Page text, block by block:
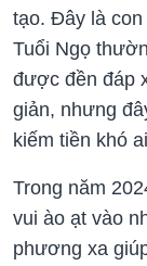
tạo. Đây là con
Tuổi Ngọ
được đền đáp
giản, nhưng
kiếm tiền khó
Trong năm
vui ào ạt vào
phương xa